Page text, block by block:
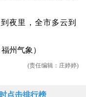
夜里，全市多云到
州气象）
(责任编辑：庄婷婷)
点击排行榜